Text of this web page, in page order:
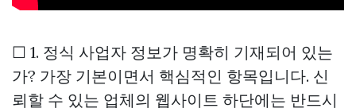
☐ 1. 정식 사업자 정보가 명확히 기재되어 있는
가? 가장 기본이면서 핵심적인 항목입니다. 신
뢰할 수 있는 업체의 웹사이트 하단에는 반드시